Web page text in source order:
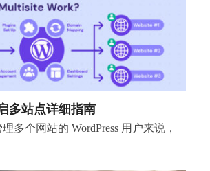
多站点详细指南
多个网站的 WordPress 用户来说，